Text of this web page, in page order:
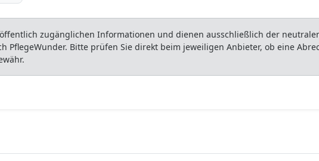
zugänglichen Informationen und dienen ausschließlich der
PflegeWunder. Bitte prüfen Sie direkt beim jeweiligen Anbieter, ob eine